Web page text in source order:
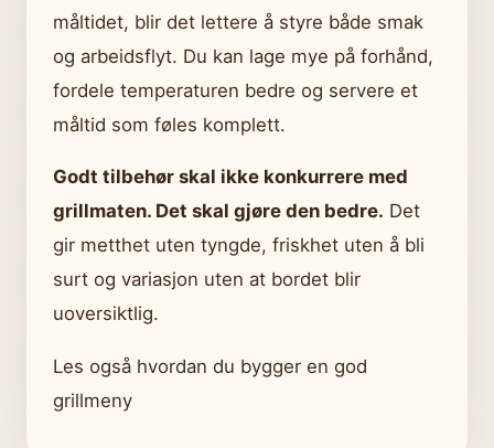
måltidet, blir det lettere å styre både smak
og arbeidsflyt. Du kan lage mye på forhånd,
fordele temperaturen bedre og servere et
måltid som føles komplett.
Godt tilbehør skal ikke konkurrere med
grillmaten. Det skal gjøre den bedre. Det
gir metthet uten tyngde, friskhet uten å bli
surt og variasjon uten at bordet blir
uoversiktlig.
Les også hvordan du bygger en god
grillmeny